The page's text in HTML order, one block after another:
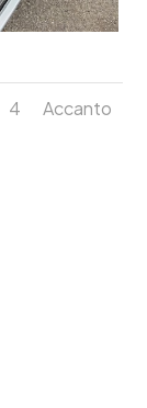
4 Accanto